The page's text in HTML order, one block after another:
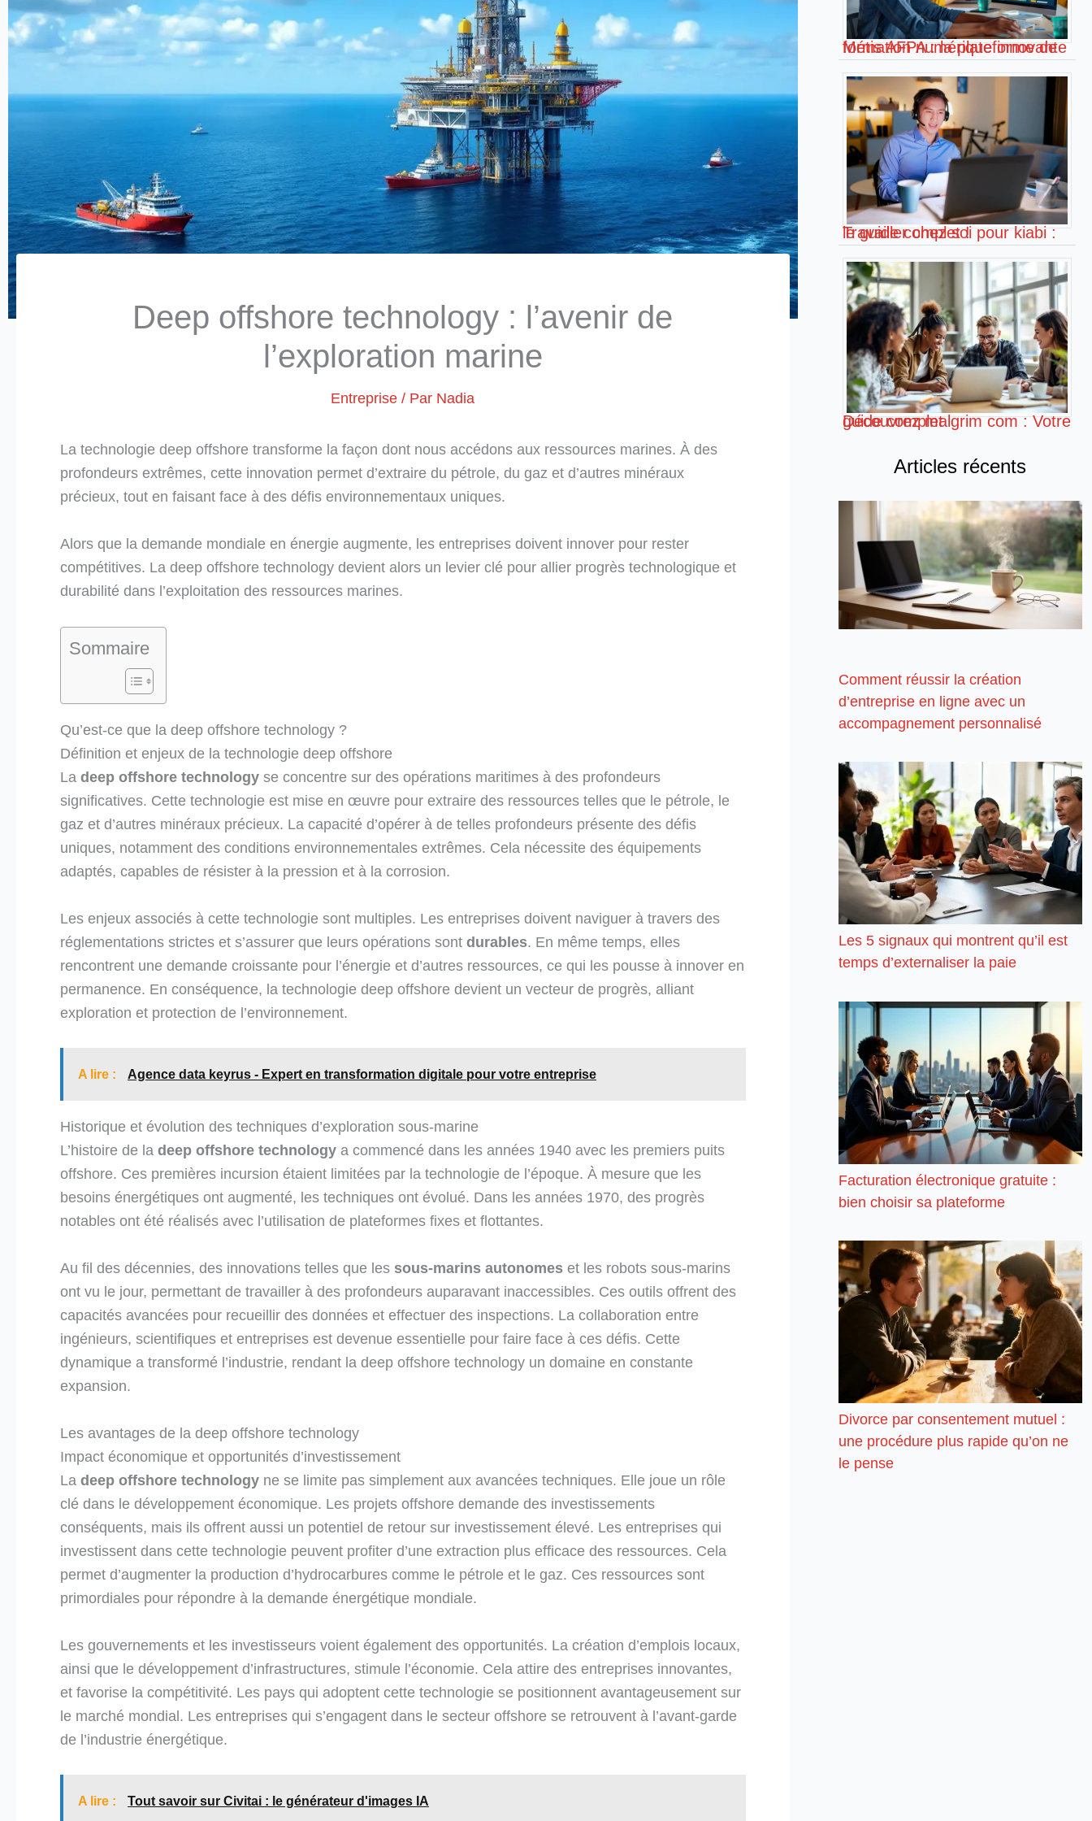
Deep offshore technology : l’avenir de
l’exploration marine
Entreprise / Par Nadia
La technologie deep offshore transforme la façon dont nous accédons aux ressources marines. À des
profondeurs extrêmes, cette innovation permet d’extraire du pétrole, du gaz et d’autres minéraux
précieux, tout en faisant face à des défis environnementaux uniques.
Alors que la demande mondiale en énergie augmente, les entreprises doivent innover pour rester
compétitives. La deep offshore technology devient alors un levier clé pour allier progrès technologique et
durabilité dans l’exploitation des ressources marines.
Sommaire
Qu’est-ce que la deep offshore technology ?
Définition et enjeux de la technologie deep offshore
La deep offshore technology se concentre sur des opérations maritimes à des profondeurs
significatives. Cette technologie est mise en œuvre pour extraire des ressources telles que le pétrole, le
gaz et d’autres minéraux précieux. La capacité d’opérer à de telles profondeurs présente des défis
uniques, notamment des conditions environnementales extrêmes. Cela nécessite des équipements
adaptés, capables de résister à la pression et à la corrosion.
Les enjeux associés à cette technologie sont multiples. Les entreprises doivent naviguer à travers des
réglementations strictes et s’assurer que leurs opérations sont durables. En même temps, elles
rencontrent une demande croissante pour l’énergie et d’autres ressources, ce qui les pousse à innover en
permanence. En conséquence, la technologie deep offshore devient un vecteur de progrès, alliant
exploration et protection de l’environnement.
A lire : Agence data keyrus - Expert en transformation digitale pour votre entreprise
Historique et évolution des techniques d’exploration sous-marine
L’histoire de la deep offshore technology a commencé dans les années 1940 avec les premiers puits
offshore. Ces premières incursion étaient limitées par la technologie de l’époque. À mesure que les
besoins énergétiques ont augmenté, les techniques ont évolué. Dans les années 1970, des progrès
notables ont été réalisés avec l’utilisation de plateformes fixes et flottantes.
Au fil des décennies, des innovations telles que les sous-marins autonomes et les robots sous-marins
ont vu le jour, permettant de travailler à des profondeurs auparavant inaccessibles. Ces outils offrent des
capacités avancées pour recueillir des données et effectuer des inspections. La collaboration entre
ingénieurs, scientifiques et entreprises est devenue essentielle pour faire face à ces défis. Cette
dynamique a transformé l’industrie, rendant la deep offshore technology un domaine en constante
expansion.
Les avantages de la deep offshore technology
Impact économique et opportunités d’investissement
La deep offshore technology ne se limite pas simplement aux avancées techniques. Elle joue un rôle
clé dans le développement économique. Les projets offshore demande des investissements
conséquents, mais ils offrent aussi un potentiel de retour sur investissement élevé. Les entreprises qui
investissent dans cette technologie peuvent profiter d’une extraction plus efficace des ressources. Cela
permet d’augmenter la production d’hydrocarbures comme le pétrole et le gaz. Ces ressources sont
primordiales pour répondre à la demande énergétique mondiale.
Les gouvernements et les investisseurs voient également des opportunités. La création d’emplois locaux,
ainsi que le développement d’infrastructures, stimule l’économie. Cela attire des entreprises innovantes,
et favorise la compétitivité. Les pays qui adoptent cette technologie se positionnent avantageusement sur
le marché mondial. Les entreprises qui s’engagent dans le secteur offshore se retrouvent à l’avant-garde
de l’industrie énergétique.
A lire : Tout savoir sur Civitai : le générateur d'images IA
Métis AFPA : la plateforme de formation numérique innovante !
Travailler chez soi pour kiabi : le guide complet !
Découvrez malgrim com : Votre guide complet
Articles récents
Comment réussir la création
d’entreprise en ligne avec un
accompagnement personnalisé
Les 5 signaux qui montrent qu’il est
temps d’externaliser la paie
Facturation électronique gratuite :
bien choisir sa plateforme
Divorce par consentement mutuel :
une procédure plus rapide qu’on ne
le pense